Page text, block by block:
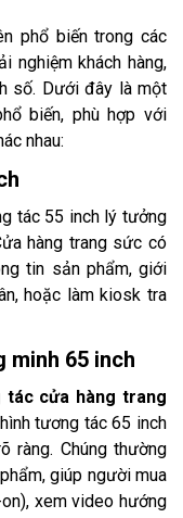
phổ biến trong các
nghiệm khách hàng,
số. Dưới đây là một
biến, phù hợp với
nhau:
tác 55 inch lý tưởng
hàng trang sức có
tin sản phẩm, giới
hoặc làm kiosk tra
minh 65 inch
tác cửa hàng trang
tương tác 65 inch
ràng. Chúng thường
giúp người mua
xem video hướng